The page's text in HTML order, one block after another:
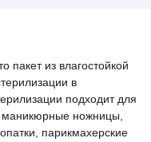
пакет из влагостойкой
в
подходит для
маникюрные ножницы,
парикмахерские